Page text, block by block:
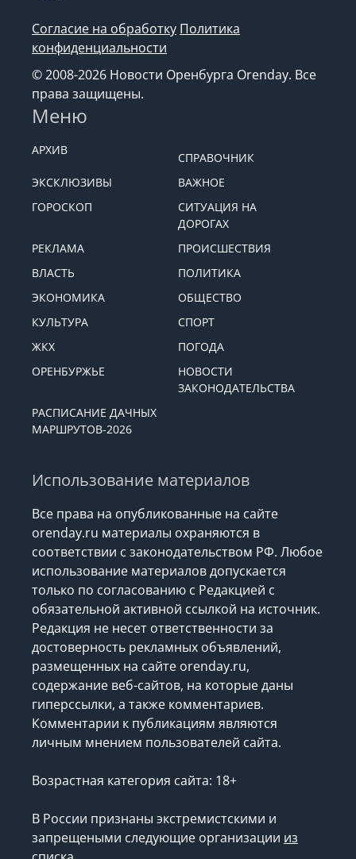
Согласие на обработку Политика
конфиденциальности
© 2008-2026 Новости Оренбурга Orenday. Все
права защищены.
Меню
АРХИВ
СПРАВОЧНИК
ЭКСКЛЮЗИВЫ
ВАЖНОЕ
ГОРОСКОП
СИТУАЦИЯ НА
ДОРОГАХ
РЕКЛАМА
ПРОИСШЕСТВИЯ
ВЛАСТЬ
ПОЛИТИКА
ЭКОНОМИКА
ОБЩЕСТВО
КУЛЬТУРА
СПОРТ
ЖКХ
ПОГОДА
ОРЕНБУРЖЬЕ
НОВОСТИ
ЗАКОНОДАТЕЛЬСТВА
РАСПИСАНИЕ ДАЧНЫХ
МАРШРУТОВ-2026
Использование материалов
Все права на опубликованные на сайте
orenday.ru материалы охраняются в
соответствии с законодательством РФ. Любое
использование материалов допускается
только по согласованию с Редакцией с
обязательной активной ссылкой на источник.
Редакция не несет ответственности за
достоверность рекламных объявлений,
размещенных на сайте orenday.ru,
содержание веб-сайтов, на которые даны
гиперссылки, а также комментариев.
Комментарии к публикациям являются
личным мнением пользователей сайта.
Возрастная категория сайта: 18+
В России признаны экстремистскими и
запрещеными следующие организации из